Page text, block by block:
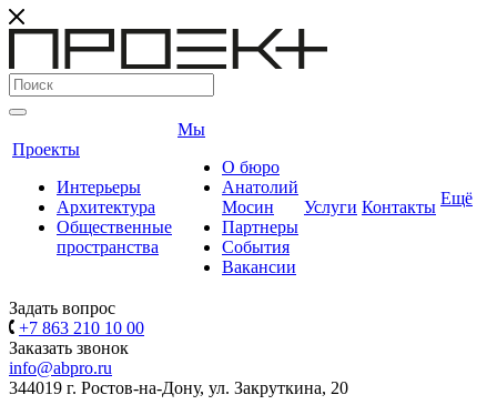
Проекты
Интерьеры
Архитектура
Общественные
пространства
Мы
О бюро
Анатолий
Мосин
Партнеры
События
Вакансии
Услуги Контакты Ещё
Задать вопрос
+7 863 210 10 00
Заказать звонок
info@abpro.ru
344019 г. Ростов-на-Дону, ул. Закруткина, 20